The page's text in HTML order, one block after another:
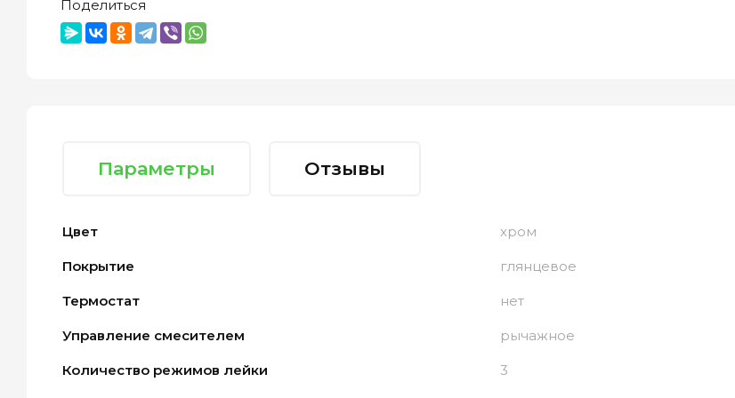
Поделиться
Параметры Отзывы
Цвет хром
Покрытие глянцевое
Термостат нет
Управление смесителем рычажное
Количество режимов лейки 3